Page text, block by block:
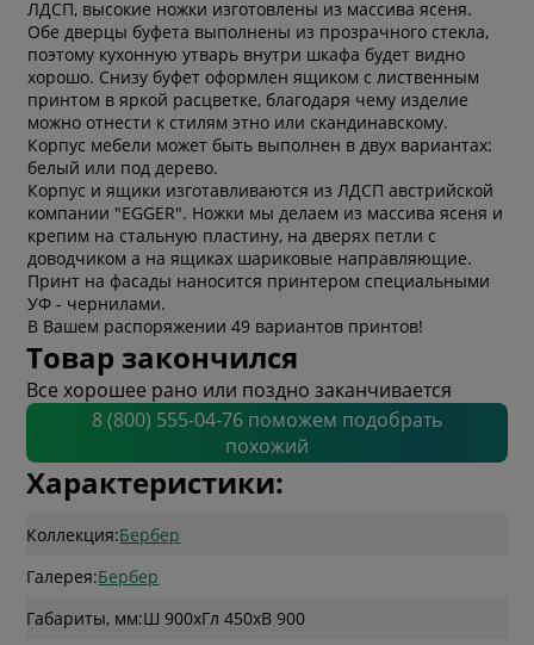
ЛДСП, высокие ножки изготовлены из массива ясеня.
Обе дверцы буфета выполнены из прозрачного стекла,
поэтому кухонную утварь внутри шкафа будет видно
хорошо. Снизу буфет оформлен ящиком с лиственным
принтом в яркой расцветке, благодаря чему изделие
можно отнести к стилям этно или скандинавскому.
Корпус мебели может быть выполнен в двух вариантах:
белый или под дерево.
Корпус и ящики изготавливаются из ЛДСП австрийской
компании "EGGER". Ножки мы делаем из массива ясеня и
крепим на стальную пластину, на дверях петли с
доводчиком а на ящиках шариковые направляющие.
Принт на фасады наносится принтером специальными
УФ - чернилами.
В Вашем распоряжении 49 вариантов принтов!
Товар закончился
Все хорошее рано или поздно заканчивается
8 (800) 555-04-76 поможем подобрать
похожий
Характеристики:
Коллекция:Бербер
Галерея:Бербер
Габариты, мм:Ш 900xГл 450xВ 900